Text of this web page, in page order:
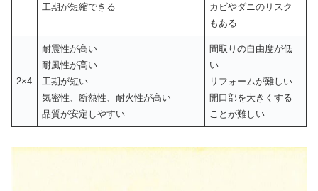
工期が短縮できる
カビやダニのリスク
もある
2×4
耐震性が高い
耐風性が高い
工期が短い
気密性、断熱性、耐火性が高い
品質が安定しやすい
間取りの自由度が低
い
リフォームが難しい
開口部を大きくする
ことが難しい